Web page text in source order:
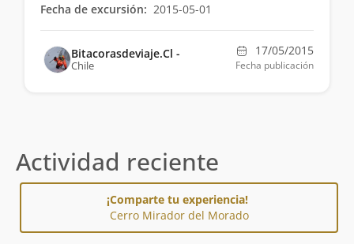
Fecha de excursión: 2015-05-01
Bitacorasdeviaje.Cl -
Chile
17/05/2015
Fecha publicación
Actividad reciente
¡Comparte tu experiencia!
Cerro Mirador del Morado